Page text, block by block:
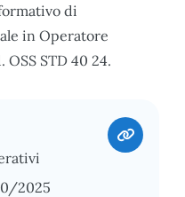
di
in Operatore
OSS STD 40 24.
2025